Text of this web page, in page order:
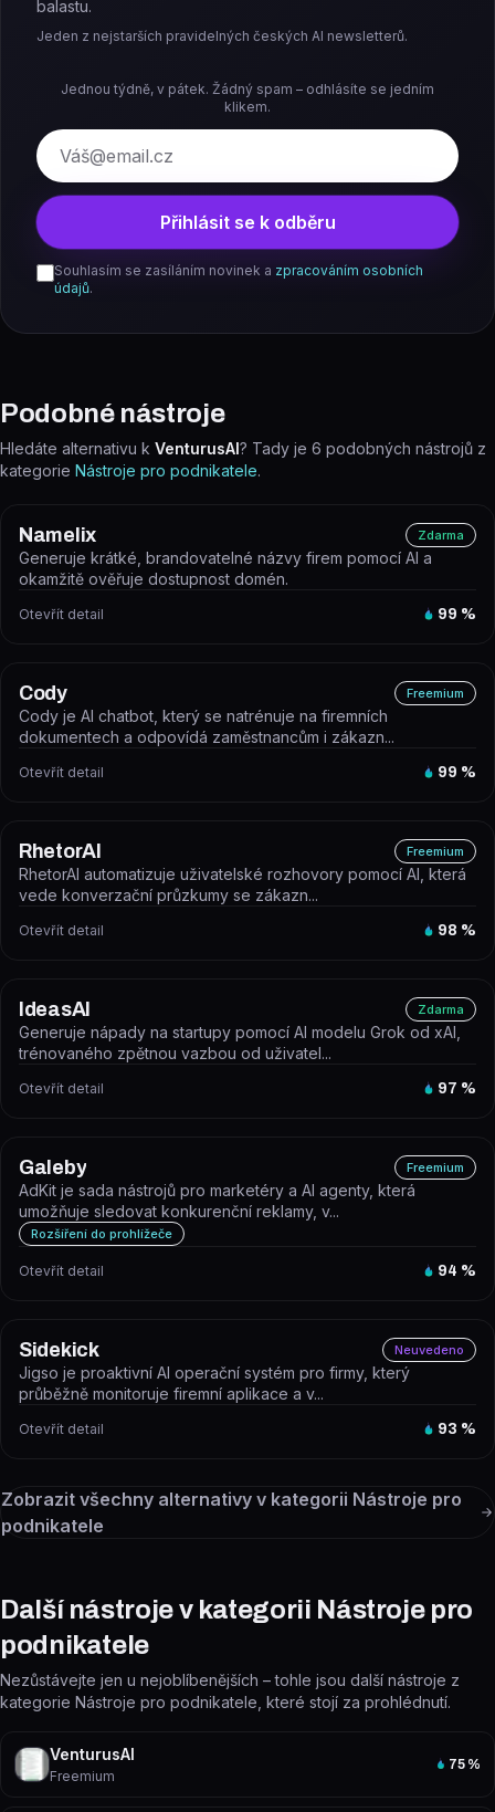
balastu.
Jeden z nejstarších pravidelných českých AI newsletterů.
Jednou týdně, v pátek. Žádný spam – odhlásíte se jedním
klikem.
E-mail
Přihlásit se k odběru
Souhlasím se zasíláním novinek a zpracováním osobních
údajů.
Podobné nástroje
Hledáte alternativu k VenturusAI? Tady je 6 podobných nástrojů z
kategorie Nástroje pro podnikatele.
Namelix Zdarma
Generuje krátké, brandovatelné názvy firem pomocí AI a
okamžitě ověřuje dostupnost domén.
Otevřít detail 99 %
Cody Freemium
Cody je AI chatbot, který se natrénuje na firemních
dokumentech a odpovídá zaměstnancům i zákazn...
Otevřít detail 99 %
RhetorAI Freemium
RhetorAI automatizuje uživatelské rozhovory pomocí AI, která
vede konverzační průzkumy se zákazn...
Otevřít detail 98 %
IdeasAI Zdarma
Generuje nápady na startupy pomocí AI modelu Grok od xAI,
trénovaného zpětnou vazbou od uživatel...
Otevřít detail 97 %
Galeby Freemium
AdKit je sada nástrojů pro marketéry a AI agenty, která
umožňuje sledovat konkurenční reklamy, v...
Rozšíření do prohlížeče
Otevřít detail 94 %
Sidekick Neuvedeno
Jigso je proaktivní AI operační systém pro firmy, který
průběžně monitoruje firemní aplikace a v...
Otevřít detail 93 %
Zobrazit všechny alternativy v kategorii Nástroje pro
podnikatele
Další nástroje v kategorii Nástroje pro
podnikatele
Nezůstávejte jen u nejoblíbenějších – tohle jsou další nástroje z
kategorie Nástroje pro podnikatele, které stojí za prohlédnutí.
VenturusAI
Freemium
75 %